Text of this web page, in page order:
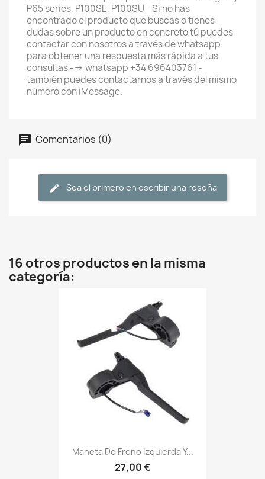
P65 series, P100SE, P100SU - Si no has
encontrado el producto que buscas o tienes
dudas sobre un producto en concreto tú puedes
contactar con nosotros a través de whatsapp
para obtener una respuesta más rápida a tus
consultas --> whatsapp +34 696403761 -
también puedes contactarnos a través del mismo
número con iMessage.
Comentarios (0)
Sea el primero en escribir una reseña
16 otros productos en la misma
categoría:
Maneta De Freno Izquierda Y...
27,00 €